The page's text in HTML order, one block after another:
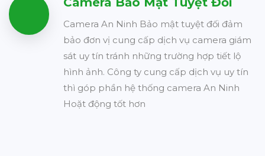
Camera An Ninh Bảo mật tuyệt đối đảm
bảo đơn vị cung cấp dịch vụ camera giám
sát uy tín tránh những trường hợp tiết lộ
hình ảnh. Công ty cung cấp dịch vụ uy tín
thì góp phần hệ thống camera An Ninh
Hoặt động tốt hơn